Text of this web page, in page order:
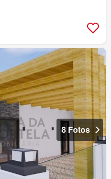
8 Fotos